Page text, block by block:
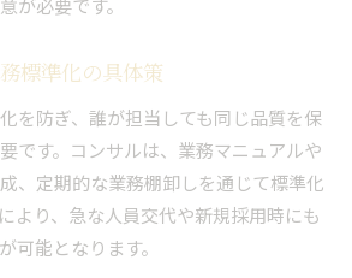
が必要です。
標準化の具体策
を防ぎ、誰が担当しても同じ品質を保
です。コンサルは、業務マニュアルや
、定期的な業務棚卸しを通じて標準化
より、急な人員交代や新規採用時にも
可能となります。